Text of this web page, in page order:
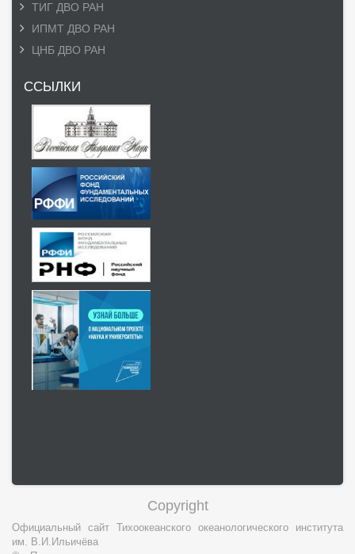
ТИГ ДВО РАН
ИПМТ ДВО РАН
ЦНБ ДВО РАН
ССЫЛКИ
Copyright
Официальный сайт Тихоокеанского океанологического института
им. В.И.Ильичёва